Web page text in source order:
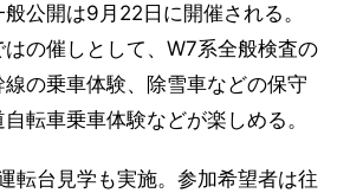
公開は9月22日に開催される。
の催しとして、W7系全般検査の
の乗車体験、除雪車などの保守
転車乗車体験などが楽しめる。
転台見学も実施。参加希望者は往